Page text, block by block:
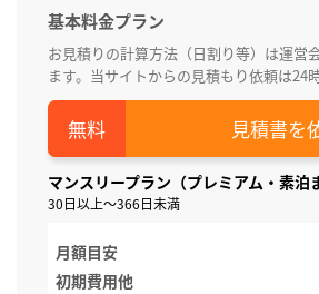
基本料金プラン
お見積りの計算方法（日割り等）は運営
ます。当サイトからの見積もり依頼は24
見積書を
マンスリープラン（プレミアム・素泊
30日以上～366日未満
月額目安
初期費用他